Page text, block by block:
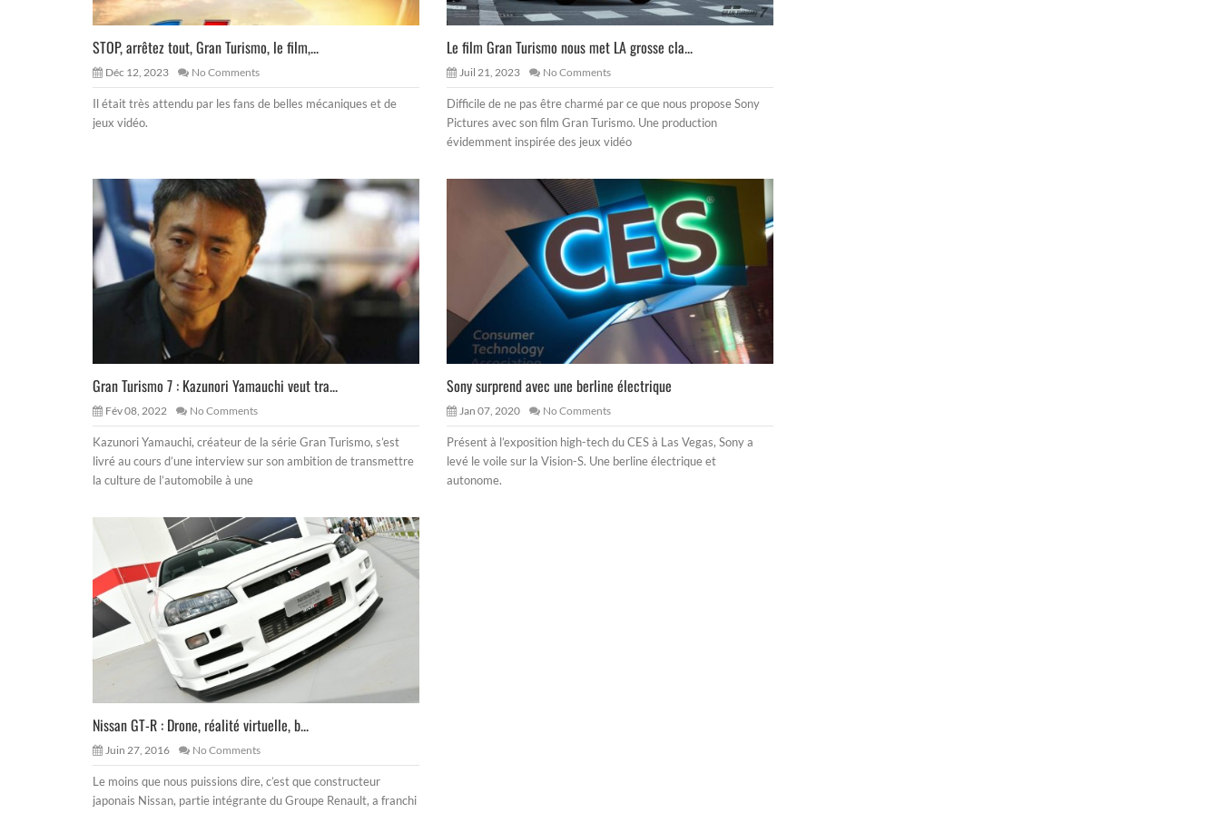
STOP, arrêtez tout, Gran Turismo, le film,...
Déc 12, 2023 No Comments
Il était très attendu par les fans de belles mécaniques et de
jeux vidéo.
Le film Gran Turismo nous met LA grosse cla...
Juil 21, 2023 No Comments
Difficile de ne pas être charmé par ce que nous propose Sony
Pictures avec son film Gran Turismo. Une production
évidemment inspirée des jeux vidéo
Gran Turismo 7 : Kazunori Yamauchi veut tra...
Fév 08, 2022 No Comments
Kazunori Yamauchi, créateur de la série Gran Turismo, s’est
livré au cours d’une interview sur son ambition de transmettre
la culture de l’automobile à une
Sony surprend avec une berline électrique
Jan 07, 2020 No Comments
Présent à l’exposition high-tech du CES à Las Vegas, Sony a
levé le voile sur la Vision-S. Une berline électrique et
autonome.
Nissan GT-R : Drone, réalité virtuelle, b...
Juin 27, 2016 No Comments
Le moins que nous puissions dire, c’est que constructeur
japonais Nissan, partie intégrante du Groupe Renault, a franchi